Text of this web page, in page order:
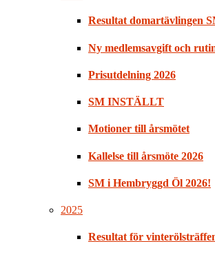
Resultat domartävlingen
Ny medlemsavgift och
Prisutdelning 2026
SM INSTÄLLT
Motioner till årsmötet
Kallelse till årsmöte 2026
SM i Hembryggd Öl 2026!
2025
Resultat för